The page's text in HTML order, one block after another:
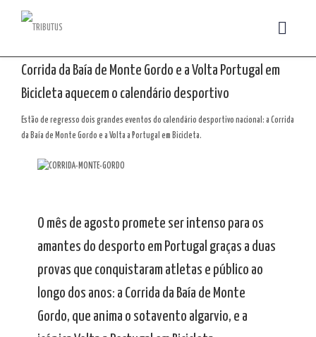
Corrida da Baía de Monte Gordo e a Volta Portugal em
Bicicleta aquecem o calendário desportivo
Estão de regresso dois grandes eventos do calendário desportivo nacional: a Corrida
da Baía de Monte Gordo e a Volta a Portugal em Bicicleta.
O mês de agosto promete ser intenso para os
amantes do desporto em Portugal graças a duas
provas que conquistaram atletas e público ao
longo dos anos: a Corrida da Baía de Monte
Gordo, que anima o sotavento algarvio, e a